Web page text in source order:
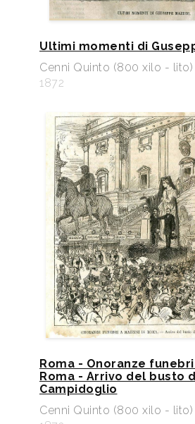
Ultimi momenti di
Cenni Quinto (800 xilo -
1872
Roma - Onoranze funebri
Roma - Arrivo del busto
Campidoglio
Cenni Quinto (800 xilo - lito)